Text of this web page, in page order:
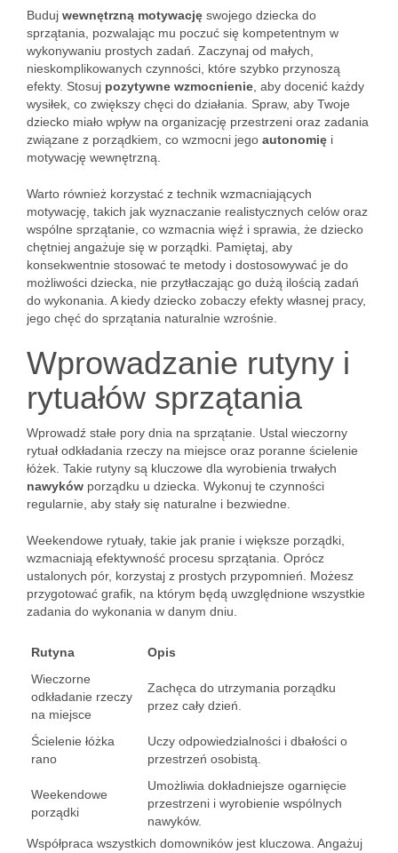
Buduj wewnętrzną motywację swojego dziecka do
sprzątania, pozwalając mu poczuć się kompetentnym w
wykonywaniu prostych zadań. Zaczynaj od małych,
nieskomplikowanych czynności, które szybko przynoszą
efekty. Stosuj pozytywne wzmocnienie , aby docenić każdy
wysiłek, co zwiększy chęci do działania. Spraw, aby Twoje
dziecko miało wpływ na organizację przestrzeni oraz zadania
związane z porządkiem, co wzmocni jego autonomię i
motywację wewnętrzną.
Warto również korzystać z technik wzmacniających
motywację, takich jak wyznaczanie realistycznych celów oraz
wspólne sprzątanie, co wzmacnia więź i sprawia, że dziecko
chętniej angażuje się w porządki. Pamiętaj, aby
konsekwentnie stosować te metody i dostosowywać je do
możliwości dziecka, nie przytłaczając go dużą ilością zadań
do wykonania. A kiedy dziecko zobaczy efekty własnej pracy,
jego chęć do sprzątania naturalnie wzrośnie.
Wprowadzanie rutyny i
rytuałów sprzątania
Wprowadź stałe pory dnia na sprzątanie. Ustal wieczorny
rytuał odkładania rzeczy na miejsce oraz poranne ścielenie
łóżek. Takie rutyny są kluczowe dla wyrobienia trwałych
nawyków porządku u dziecka. Wykonuj te czynności
regularnie, aby stały się naturalne i bezwiedne.
Weekendowe rytuały, takie jak pranie i większe porządki,
wzmacniają efektywność procesu sprzątania. Oprócz
ustalonych pór, korzystaj z prostych przypomnień. Możesz
przygotować grafik, na którym będą uwzględnione wszystkie
zadania do wykonania w danym dniu.
Rutyna
Opis
Wieczorne
odkładanie rzeczy
na miejsce
Zachęca do utrzymania porządku
przez cały dzień.
Ścielenie łóżka
rano
Uczy odpowiedzialności i dbałości o
przestrzeń osobistą.
Weekendowe
porządki
Umożliwia dokładniejsze ogarnięcie
przestrzeni i wyrobienie wspólnych
nawyków.
Współpraca wszystkich domowników jest kluczowa. Angażuj